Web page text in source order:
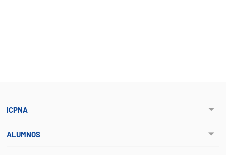
ICPNA
ALUMNOS